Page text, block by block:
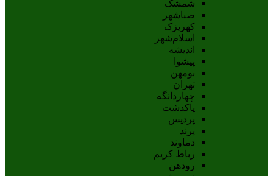
شمشک
صباشهر
کهریزک
اسلام‌شهر
اندیشه
پيشوا
بومهن
تهران
چهاردانگه
پاکدشت
پردیس
پرند
دماوند
رباط کریم
رودهن